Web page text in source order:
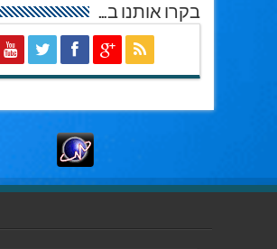
בקרו אותנו ב…